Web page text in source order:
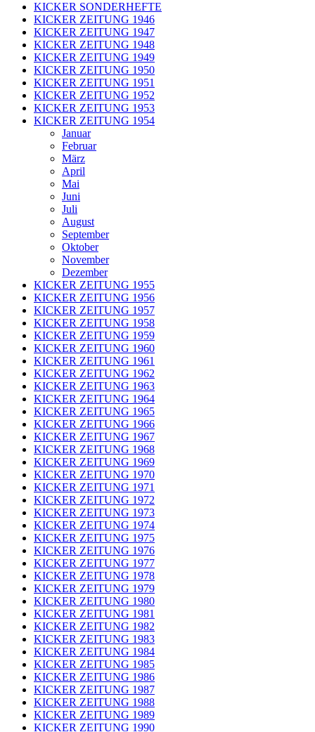
KICKER SONDERHEFTE
KICKER ZEITUNG 1946
KICKER ZEITUNG 1947
KICKER ZEITUNG 1948
KICKER ZEITUNG 1949
KICKER ZEITUNG 1950
KICKER ZEITUNG 1951
KICKER ZEITUNG 1952
KICKER ZEITUNG 1953
KICKER ZEITUNG 1954
Januar
Februar
März
April
Mai
Juni
Juli
August
September
Oktober
November
Dezember
KICKER ZEITUNG 1955
KICKER ZEITUNG 1956
KICKER ZEITUNG 1957
KICKER ZEITUNG 1958
KICKER ZEITUNG 1959
KICKER ZEITUNG 1960
KICKER ZEITUNG 1961
KICKER ZEITUNG 1962
KICKER ZEITUNG 1963
KICKER ZEITUNG 1964
KICKER ZEITUNG 1965
KICKER ZEITUNG 1966
KICKER ZEITUNG 1967
KICKER ZEITUNG 1968
KICKER ZEITUNG 1969
KICKER ZEITUNG 1970
KICKER ZEITUNG 1971
KICKER ZEITUNG 1972
KICKER ZEITUNG 1973
KICKER ZEITUNG 1974
KICKER ZEITUNG 1975
KICKER ZEITUNG 1976
KICKER ZEITUNG 1977
KICKER ZEITUNG 1978
KICKER ZEITUNG 1979
KICKER ZEITUNG 1980
KICKER ZEITUNG 1981
KICKER ZEITUNG 1982
KICKER ZEITUNG 1983
KICKER ZEITUNG 1984
KICKER ZEITUNG 1985
KICKER ZEITUNG 1986
KICKER ZEITUNG 1987
KICKER ZEITUNG 1988
KICKER ZEITUNG 1989
KICKER ZEITUNG 1990